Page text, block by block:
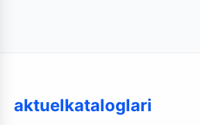
aktuelkataloglari